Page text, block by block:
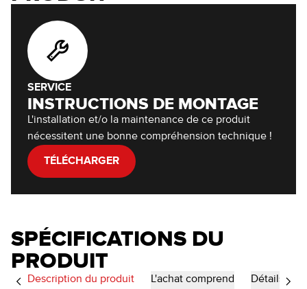
SERVICE
INSTRUCTIONS DE MONTAGE
L'installation et/o la maintenance de ce produit
nécessitent une bonne compréhension technique !
TÉLÉCHARGER
SPÉCIFICATIONS DU
PRODUIT
Description du produit L'achat comprend Détails